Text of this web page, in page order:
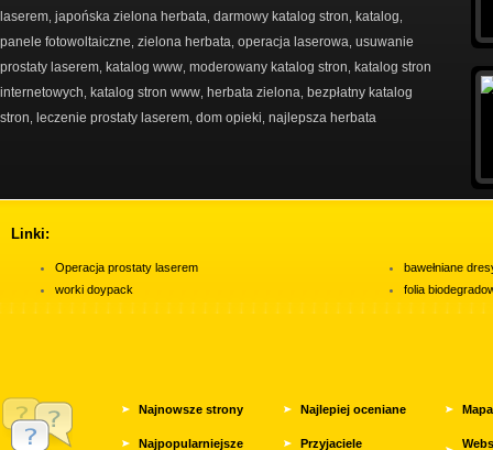
laserem japońska zielona herbata darmowy katalog stron katalog
panele fotowoltaiczne zielona herbata operacja laserowa usuwanie
prostaty laserem katalog www moderowany katalog stron
katalog stron
internetowych
katalog stron www herbata zielona bezpłatny katalog
stron
leczenie prostaty laserem dom opieki najlepsza herbata
Linki:
Operacja prostaty laserem
worki doypack
bawełniane
folia
Najnowsze strony Najlepiej oceniane
Najpopularniejsze Przyjaciele